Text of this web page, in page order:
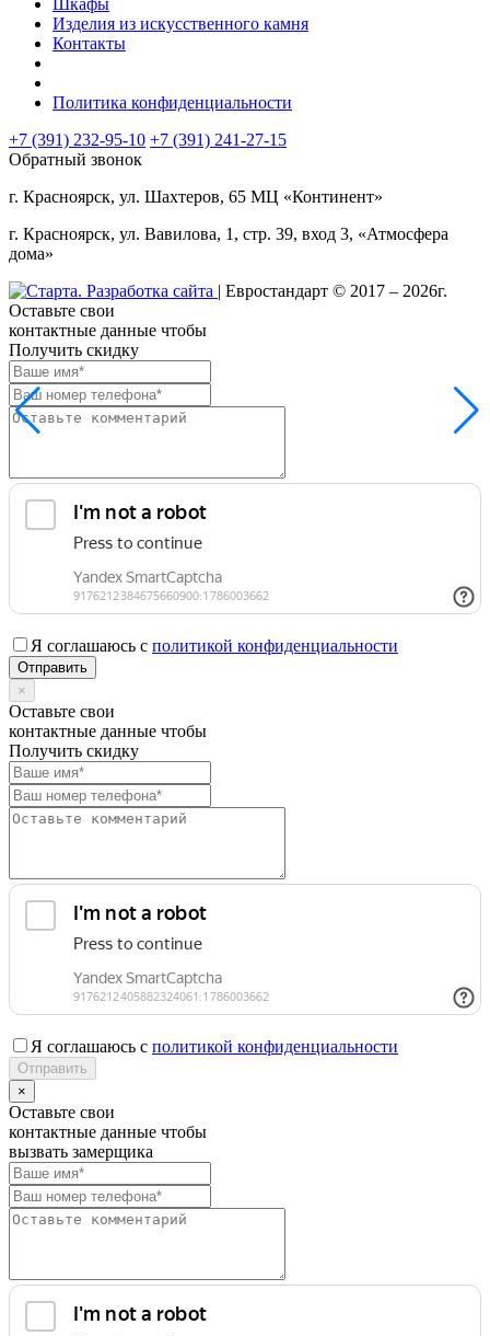
Шкафы
Изделия из искусственного камня
Контакты
Политика конфиденциальности
+7 (391) 232-95-10 +7 (391) 241-27-15
Обратный звонок
г. Красноярск, ул. Шахтеров, 65 МЦ «Континент»
г. Красноярск, ул. Вавилова, 1, стр. 39, вход 3, «Атмосфера
дома»
| Евростандарт © 2017 – 2026г.
Оставьте свои
контактные данные чтобы
Получить скидку
Я соглашаюсь с политикой конфиденциальности
×
Оставьте свои
контактные данные чтобы
Получить скидку
Я соглашаюсь с политикой конфиденциальности
×
Оставьте свои
контактные данные чтобы
вызвать замерщика